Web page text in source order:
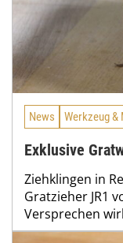
News Werkzeug &
Exklusive
Ziehklingen in
Gratzieher JR1
Versprechen